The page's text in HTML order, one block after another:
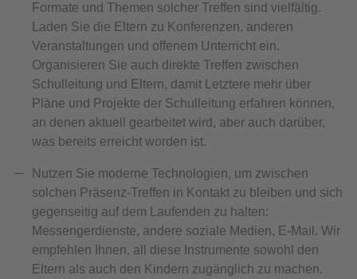
Formate und Themen solcher Treffen sind vielfältig.
Laden Sie die Eltern zu Konferenzen, anderen
Veranstaltungen und offenem Unterricht ein.
Organisieren Sie auch direkte Treffen zwischen
Schulleitung und Eltern, damit Letztere mehr über
Pläne und Projekte der Schulleitung erfahren können,
an denen aktuell gearbeitet wird, aber auch darüber,
was bereits erreicht worden ist.
Nutzen Sie moderne Technologien, um zwischen
solchen Präsenz-Treffen in Kontakt zu bleiben und sich
gegenseitig auf dem Laufenden zu halten:
Messengerdienste, andere soziale Medien, E-Mail. Wir
empfehlen Ihnen, all diese Instrumente sowohl den
Eltern als auch den Kindern zugänglich zu machen.